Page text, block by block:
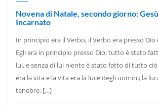
Novena di Natale, secondo giorno:
Incarnato
In principio era il Verbo, il Verbo era presso Dio
Egli era in principio presso Dio: tutto è stato
lui, e senza di lui niente è stato fatto di tutto
era la vita e la vita era la luce degli uomini; la
tenebre, […]